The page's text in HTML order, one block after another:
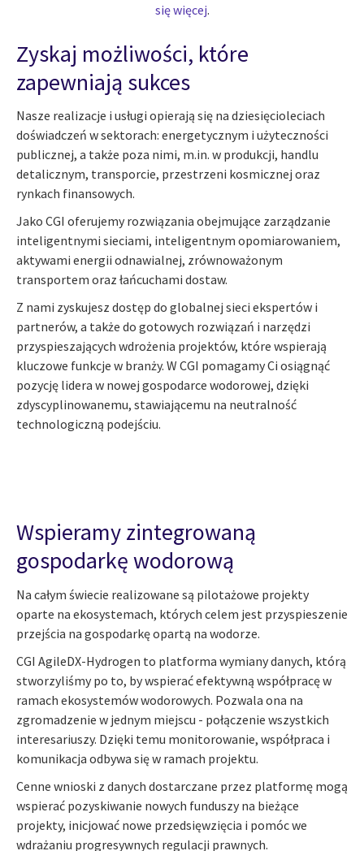
się więcej.
Zyskaj możliwości, które
zapewniają sukces
Nasze realizacje i usługi opierają się na dziesięcioleciach
doświadczeń w sektorach: energetycznym i użyteczności
publicznej, a także poza nimi, m.in. w produkcji, handlu
detalicznym, transporcie, przestrzeni kosmicznej oraz
rynkach finansowych.
Jako CGI oferujemy rozwiązania obejmujące zarządzanie
inteligentnymi sieciami, inteligentnym opomiarowaniem,
aktywami energii odnawialnej, zrównoważonym
transportem oraz łańcuchami dostaw.
Z nami zyskujesz dostęp do globalnej sieci ekspertów i
partnerów, a także do gotowych rozwiązań i narzędzi
przyspieszających wdrożenia projektów, które wspierają
kluczowe funkcje w branży. W CGI pomagamy Ci osiągnąć
pozycję lidera w nowej gospodarce wodorowej, dzięki
zdyscyplinowanemu, stawiającemu na neutralność
technologiczną podejściu.
Wspieramy zintegrowaną
gospodarkę wodorową
Na całym świecie realizowane są pilotażowe projekty
oparte na ekosystemach, których celem jest przyspieszenie
przejścia na gospodarkę opartą na wodorze.
CGI AgileDX-Hydrogen to platforma wymiany danych, którą
stworzyliśmy po to, by wspierać efektywną współpracę w
ramach ekosystemów wodorowych. Pozwala ona na
zgromadzenie w jednym miejscu - połączenie wszystkich
interesariuszy. Dzięki temu monitorowanie, współpraca i
komunikacja odbywa się w ramach projektu.
Cenne wnioski z danych dostarczane przez platformę mogą
wspierać pozyskiwanie nowych funduszy na bieżące
projekty, inicjować nowe przedsięwzięcia i pomóc we
wdrażaniu progresywnych regulacji prawnych.